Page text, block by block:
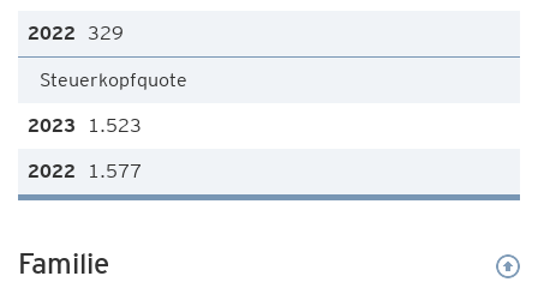
329
Steuerkopfquote
1.523
1.577
Familie